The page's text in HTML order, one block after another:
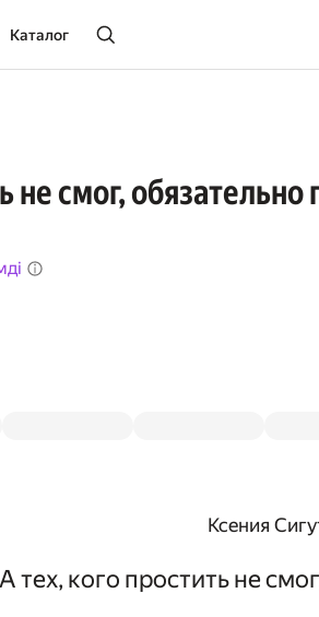
Каталог
не смог,
Ксения
А тех, кого простить не